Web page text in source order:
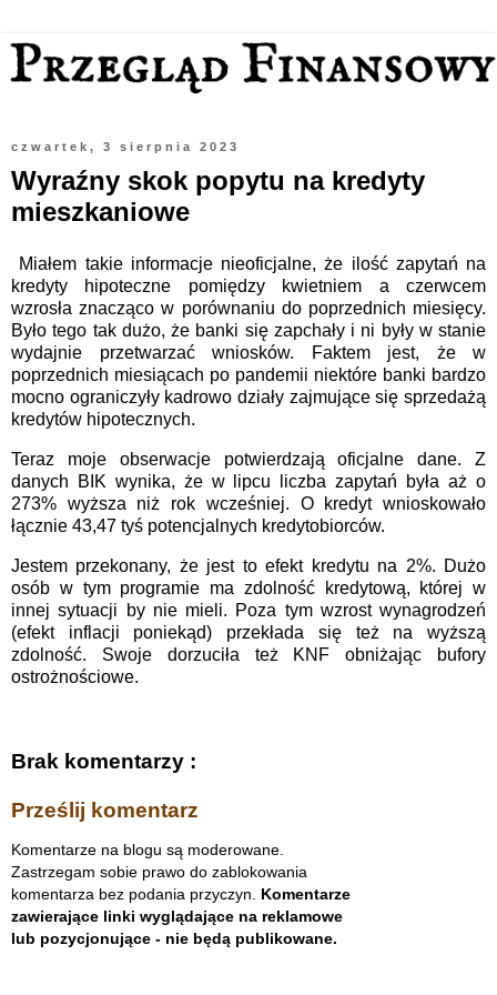
czwartek, 3 sierpnia 2023
Wyraźny skok popytu na kredyty
mieszkaniowe
Miałem takie informacje nieoficjalne, że ilość zapytań na
kredyty hipoteczne pomiędzy kwietniem a czerwcem
wzrosła znacząco w porównaniu do poprzednich miesięcy.
Było tego tak dużo, że banki się zapchały i ni były w stanie
wydajnie przetwarzać wniosków. Faktem jest, że w
poprzednich miesiącach po pandemii niektóre banki bardzo
mocno ograniczyły kadrowo działy zajmujące się sprzedażą
kredytów hipotecznych.
Teraz moje obserwacje potwierdzają oficjalne dane. Z
danych BIK wynika, że w lipcu liczba zapytań była aż o
273% wyższa niż rok wcześniej. O kredyt wnioskowało
łącznie 43,47 tyś potencjalnych kredytobiorców.
Jestem przekonany, że jest to efekt kredytu na 2%. Dużo
osób w tym programie ma zdolność kredytową, której w
innej sytuacji by nie mieli. Poza tym wzrost wynagrodzeń
(efekt inflacji poniekąd) przekłada się też na wyższą
zdolność. Swoje dorzuciła też KNF obniżając bufory
ostrożnościowe.
Brak komentarzy :
Prześlij komentarz
Komentarze na blogu są moderowane.
Zastrzegam sobie prawo do zablokowania
komentarza bez podania przyczyn. Komentarze
zawierające linki wyglądające na reklamowe
lub pozycjonujące - nie będą publikowane.